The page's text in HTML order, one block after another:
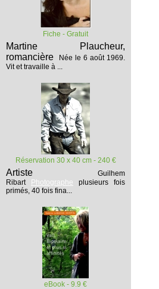
Fiche - Gratuit
Martine Plaucheur,
romancière
Née le 6 août 1969.
Vit et travaille à ...
Réservation 30 x 40 cm - 240 €
Artiste
Guilhem
Ribart
Photographe plusieurs fois
primés, 40 fois fina...
eBook - 9.9 €